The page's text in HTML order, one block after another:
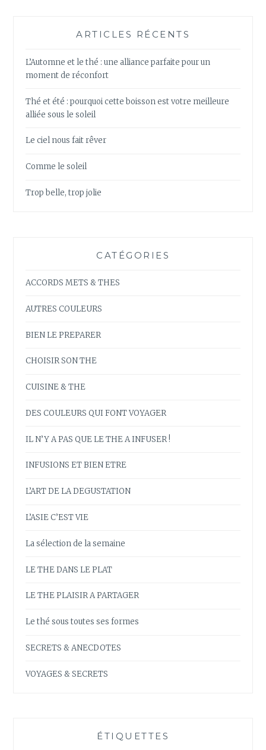
ARTICLES RÉCENTS
L’Automne et le thé : une alliance parfaite pour un
moment de réconfort
Thé et été : pourquoi cette boisson est votre meilleure
alliée sous le soleil
Le ciel nous fait rêver
Comme le soleil
Trop belle, trop jolie
CATÉGORIES
ACCORDS METS & THES
AUTRES COULEURS
BIEN LE PREPARER
CHOISIR SON THE
CUISINE & THE
DES COULEURS QUI FONT VOYAGER
IL N’Y A PAS QUE LE THE A INFUSER !
INFUSIONS ET BIEN ETRE
L’ART DE LA DEGUSTATION
L’ASIE C’EST VIE
La sélection de la semaine
LE THE DANS LE PLAT
LE THE PLAISIR A PARTAGER
Le thé sous toutes ses formes
SECRETS & ANECDOTES
VOYAGES & SECRETS
ÉTIQUETTES